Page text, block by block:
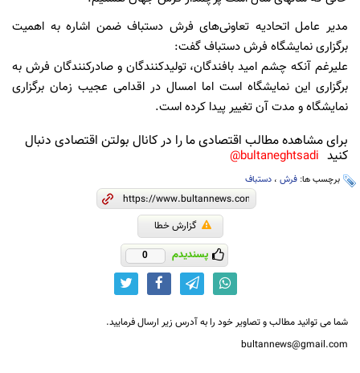
مدیر عامل اتحادیه تعاونی‌های فرش دستباف ضمن اشاره به اهمیت
برگزاری نمایشگاه فرش دستباف گفت:
علیرغم آنکه چشم امید بافندگان، تولیدکنندگان و صادرکنندگان فرش به
برگزاری این نمایشگاه است اما امسال در اقدامی عجیب زمان برگزاری
نمایشگاه و مدت آن تغییر پیدا کرده است.
برای مشاهده مطالب اقتصادی ما را در کانال بولتن اقتصادی دنبال
کنید bultaneghtsadi@
برچسب ها: فرش ، دستباف
گزارش خطا
پسندیدم 0
شما می توانید مطالب و تصاویر خود را به آدرس زیر ارسال فرمایید.
bultannews@gmail.com